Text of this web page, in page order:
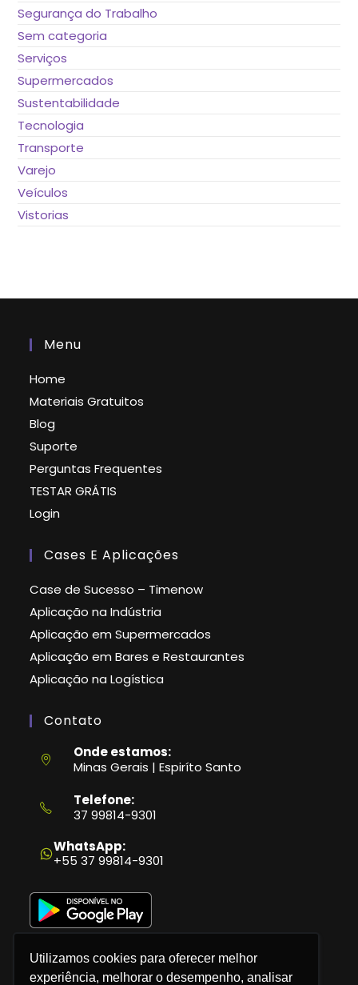
Utilizamos cookies para oferecer melhor
experiência, melhorar o desempenho, analisar
Segurança do Trabalho
Sem categoria
Serviços
Supermercados
Sustentabilidade
Tecnologia
Transporte
Varejo
Veículos
Vistorias
Menu
Home
Materiais Gratuitos
Blog
Suporte
Perguntas Frequentes
TESTAR GRÁTIS
Login
Cases E Aplicações
Case de Sucesso – Timenow
Aplicação na Indústria
Aplicação em Supermercados
Aplicação em Bares e Restaurantes
Aplicação na Logística
Contato
Onde estamos:
Minas Gerais | Espiríto Santo
Telefone:
37 99814-9301
em
seu
aplicativo
WhatsApp:
+55 37 99814-9301